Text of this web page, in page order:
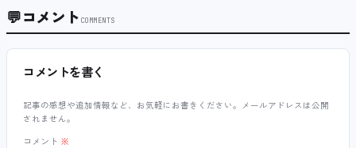
💬コメント COMMENTS
コメントを書く
記事の感想や追加情報など、お気軽にお書きください。メールアドレスは公開
されません。
コメント ※